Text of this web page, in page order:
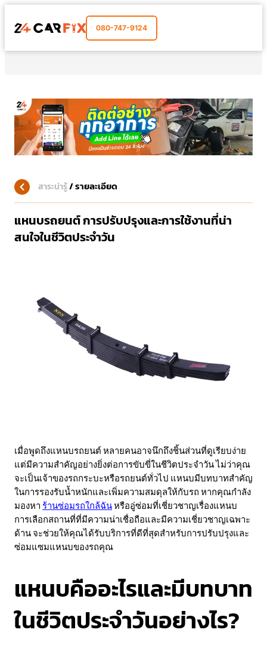
080-747-9124
สาระน่ารู้/รายละเอียด
แหนบรถยนต์ การปรับปรุงและการใช้งานที่น่า
สนใจในชีวิตประจำวัน
เมื่อพูดถึงแหนบรถยนต์ หลายคนอาจนึกถึงชิ้นส่วนที่ดูเรียบง่าย
แต่มีความสำคัญอย่างยิ่งต่อการขับขี่ในชีวิตประจำวัน ไม่ว่าคุณ
จะเป็นเจ้าของรถกระบะหรือรถยนต์ทั่วไป แหนบมีบทบาทสำคัญ
ในการรองรับน้ำหนักและเพิ่มความสมดุลให้กับรถ หากคุณกำลัง
มองหา ร้านซ่อมรถใกล้ฉันหรืออู่ซ่อมที่เชี่ยวชาญเรื่องแหนบ
การเลือกสถานที่ที่มีความน่าเชื่อถือและมีความเชี่ยวชาญเฉพาะ
ด้าน จะช่วยให้คุณได้รับบริการที่ดีที่สุดสำหรับการปรับปรุงและ
ซ่อมแซมแหนบของรถคุณ
แหนบคืออะไรและมีบทบาท
ในชีวิตประจำวันอย่างไร?